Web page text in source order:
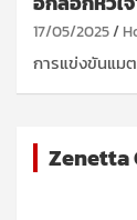
17/05/2025
การแข่งขันแม
Zenetta